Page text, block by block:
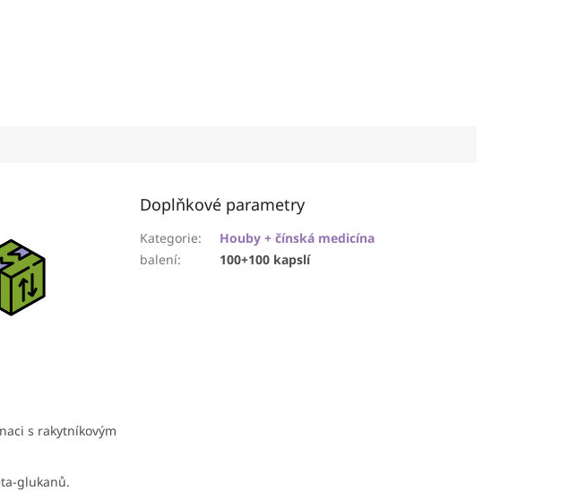
s rakytníkovým
glukanů.
Doplňkové parametry
Kategorie:
Houby + čínská medicína
balení: 100+100 kapslí